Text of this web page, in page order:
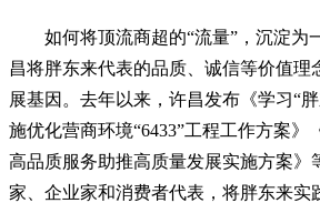
如何将顶流商超的“流量”，沉淀为
昌将胖东来代表的品质、诚信等价值理
展基因。去年以来，许昌发布《学习“
施优化营商环境“6433”工程工作方案》
高品质服务助推高质量发展实施方案》
家、企业家和消费者代表，将胖东来实